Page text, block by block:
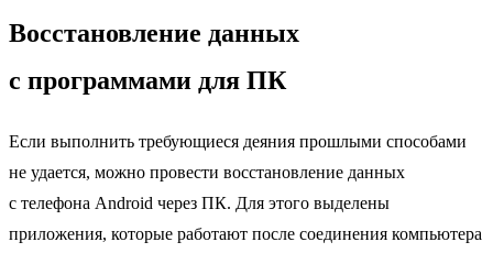
Восстановление данных
с программами для ПК
Если выполнить требующиеся деяния прошлыми способами
не удается, можно провести восстановление данных
с телефона Android через ПК. Для этого выделены
приложения, которые работают после соединения компьютера